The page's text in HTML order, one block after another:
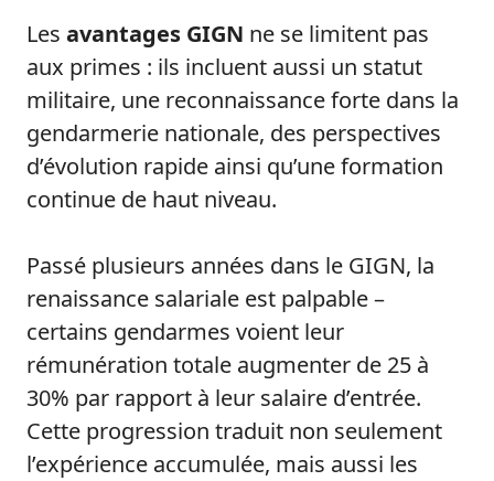
Les avantages GIGN ne se limitent pas
aux primes : ils incluent aussi un statut
militaire, une reconnaissance forte dans la
gendarmerie nationale, des perspectives
d’évolution rapide ainsi qu’une formation
continue de haut niveau.
Passé plusieurs années dans le GIGN, la
renaissance salariale est palpable –
certains gendarmes voient leur
rémunération totale augmenter de 25 à
30% par rapport à leur salaire d’entrée.
Cette progression traduit non seulement
l’expérience accumulée, mais aussi les